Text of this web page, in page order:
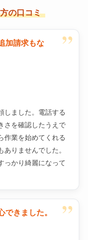
の口コミ
”
加請求もな
しました。電話する
さを確認したうえで
作業を始めてくれる
りませんでした。
っかり綺麗になって
”
できました。